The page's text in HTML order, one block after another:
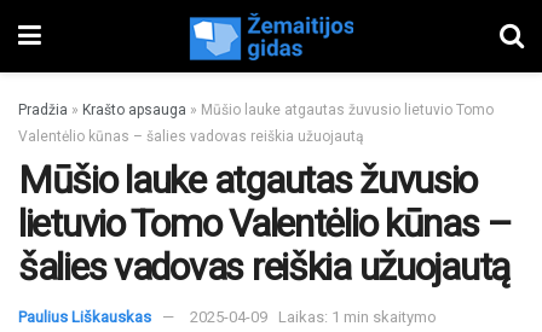
Pradžia » Krašto apsauga » Mūšio lauke atgautas žuvusio lietuvio Tomo
Valentėlio kūnas – šalies vadovas reiškia užuojautą
Mūšio lauke atgautas žuvusio
lietuvio Tomo Valentėlio kūnas –
šalies vadovas reiškia užuojautą
Paulius Liškauskas 2025-04-09 Laikas: 1 min skaitymo